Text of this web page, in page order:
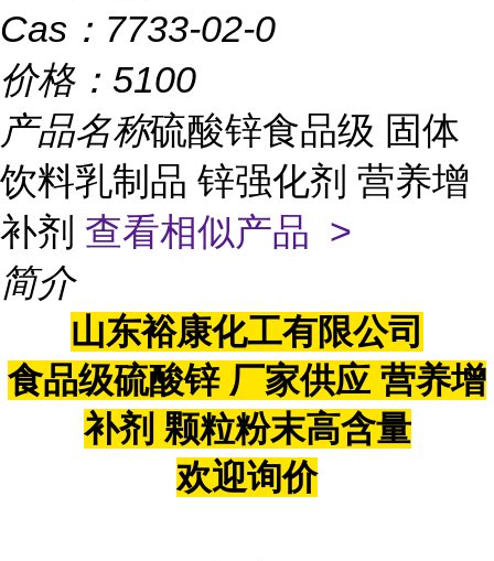
Cas： 7733-02-0
价格： 5100
产品名称硫酸锌食品级 固体
饮料乳制品 锌强化剂 营养增
补剂 查看相似产品 >
简介
山东裕康化工有限公司
食品级硫酸锌 厂家供应 营养增
补剂 颗粒粉末高含量
欢迎询价